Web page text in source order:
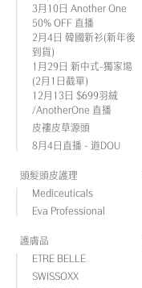
3月10日 Another One
50% OFF 直播
2月4日 韓國新衫(新年後
到貨)
1月29日 新中式-獨家場
(2月1日截單)
12月13日 $699羽絨
/AnotherOne 直播
皮褸皮草源頭
8月4日直播 - 道DOU
頭髮頭皮護理
Mediceuticals
Eva Professional
護膚品
ETRE BELLE
SWISSOXX